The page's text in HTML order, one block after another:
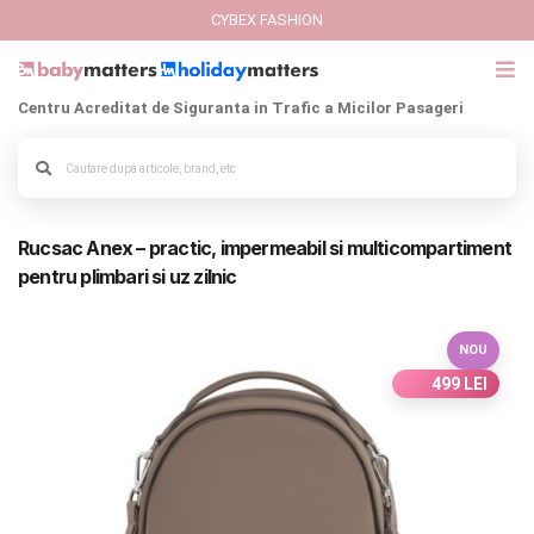
Italbaby Collections
CARUCIOARE COPII
SCAUNE AUTO
SCOICI AUTO
CYBEX FASHION
Centru Acreditat de Siguranta in Trafic a Micilor Pasageri
Rucsac Anex – practic, impermeabil si multicompartiment
pentru plimbari si uz zilnic
NOU
499 LEI